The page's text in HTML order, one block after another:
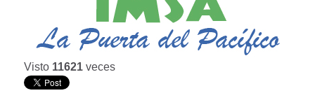
Visto 11621 veces